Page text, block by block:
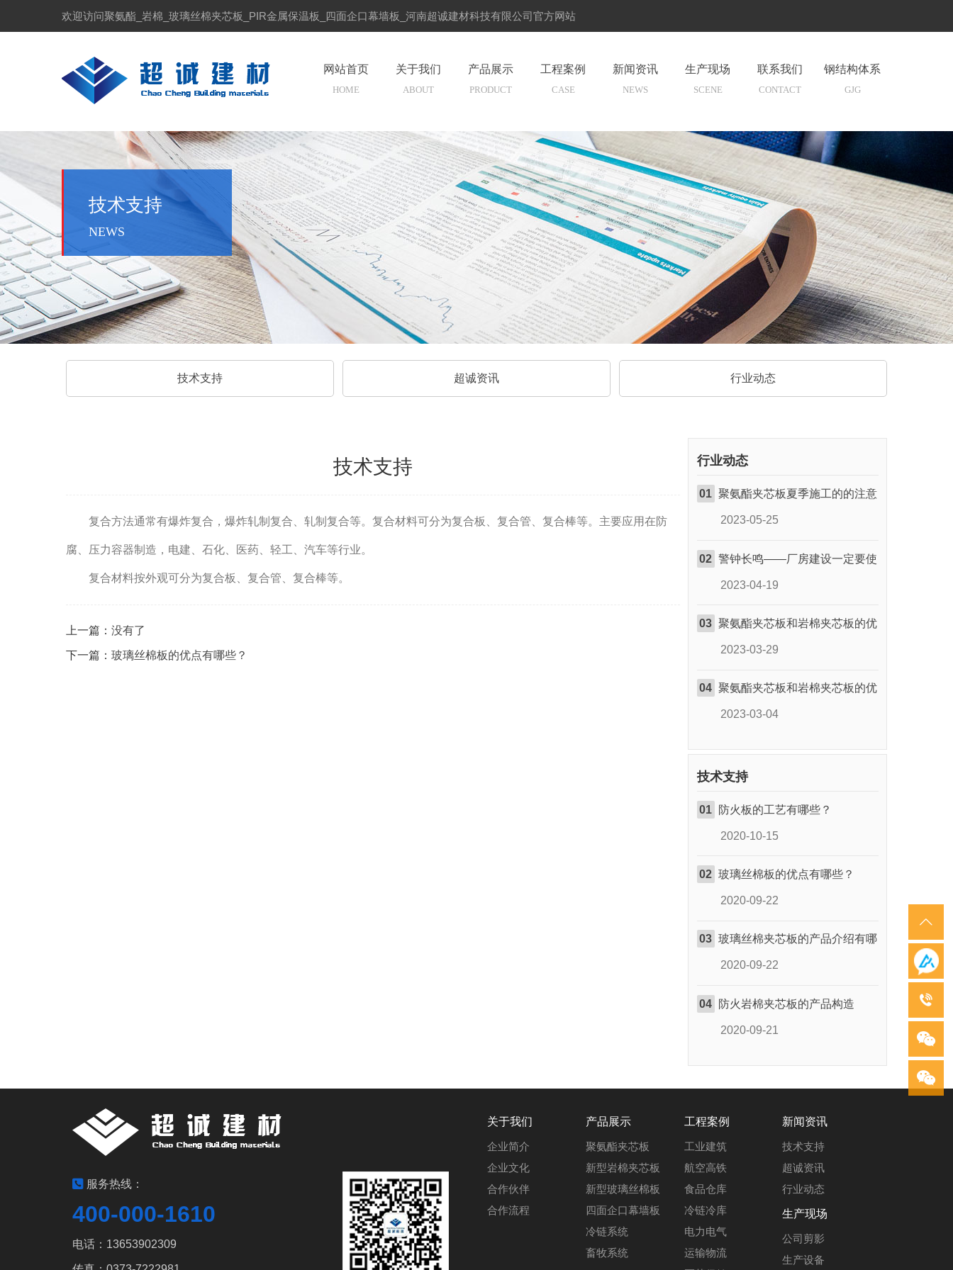
欢迎访问聚氨酯_岩棉_玻璃丝棉夹芯板_PIR金属保温板_四面企口幕墙板_河南超诚建材科技有限公司官方网站
网站首页
HOME
关于我们
ABOUT
绿色节能板材生产研发基地 真诚期待与您的相遇
产品展示
PRODUCT
中国绿色节能板材生产研发基地 真诚期待与您的相遇
工程案例
CASE
中国绿色节能板材生产研
真诚期待与您的相遇
新闻资讯
NEWS
中国绿色
真诚期待与您的相遇
生产现场
SCENE
真诚期待与您的相遇
联系我们
CONTACT
真诚期待与您的相遇
钢结构体系
GJG
技术支持
NEWS
技术支持 超诚资讯 行业动态
技术支持
复合方法通常有爆炸复合，爆炸轧制复合、轧制复合等。复合材料可分为复合板、复合管、复合棒等。主要应用在防
腐、压力容器制造，电建、石化、医药、轻工、汽车等行业。
复合材料按外观可分为复合板、复合管、复合棒等。
上一篇： 没有了
下一篇： 玻璃丝棉板的优点有哪些？
行业动态
01 聚氨酯夹芯板夏季施工的的注意
2023-05-25
02 警钟长鸣——厂房建设一定要使
2023-04-19
03 聚氨酯夹芯板和岩棉夹芯板的优
2023-03-29
04 聚氨酯夹芯板和岩棉夹芯板的优
2023-03-04
技术支持
01 防火板的工艺有哪些？
2020-10-15
02 玻璃丝棉板的优点有哪些？
2020-09-22
03 玻璃丝棉夹芯板的产品介绍有哪
2020-09-22
04 防火岩棉夹芯板的产品构造
2020-09-21
服务热线：
400-000-1610
电话：13653902309
关于我们
企业简介
企业文化
合作伙伴
合作流程
产品展示
聚氨酯夹芯板
新型岩棉夹芯板
新型玻璃丝棉板
四面企口幕墙板
冷链系统
畜牧系统
工程案例
工业建筑
航空高铁
食品仓库
冷链冷库
电力电气
运输物流
新闻资讯
技术支持
超诚资讯
行业动态
生产现场
公司剪影
生产设备